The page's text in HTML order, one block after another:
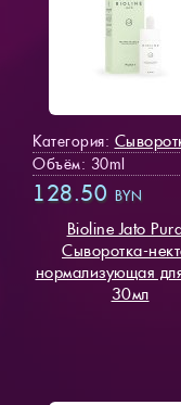
Категория:
Объём: 30ml
128.50 BYN
Bioline Jato
Cыворотка-
нормализующая
30мл